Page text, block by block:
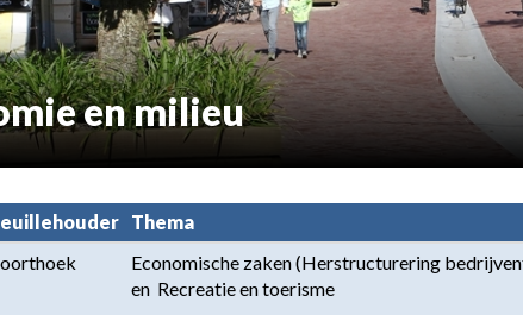
en milieu
Thema
Economische zaken (Herstructurering
en  Recreatie en toerisme